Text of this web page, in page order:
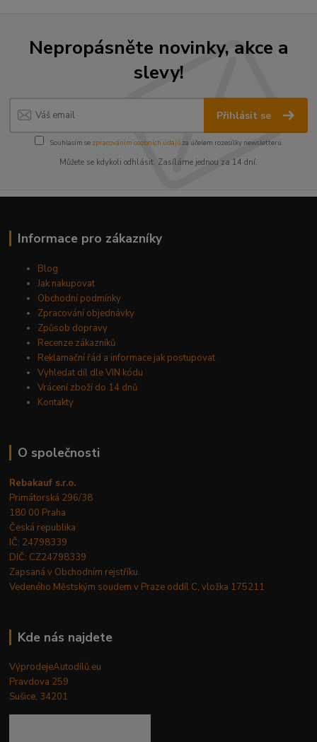
Nepropásněte novinky, akce a
slevy!
Přihlásit se
Souhlasím se zpracováním osobních údajůza účelem rozesílky newsletteru.
Můžete se kdykoli odhlásit. Zasíláme jednou za 14 dní.
Informace pro zákazníky
Blog
Jak nakupovat
Obchodní podmínky
Zpracování objednávky
Způsob dopravy
Recenze zákazníků
Reklamační řád a informace jak postupovat
Vyhledat díl dle VIN kódu
Vrácení zboží do 14 dnů
Kontakty
O společnosti
Rebakauf s.r.o.
Primátorská 296/38
180 00 Praha
Česká republika
IČ: 24798339
DIČ: CZ24798339
Zapsaná v Obchodním rejstříku.
Vedeného Městským soudem v Praze oddíl C, vložka 175211
Kde nás najdete
VýprodejeAutodílů.eu
Pravdova 259
Sušice, 34201